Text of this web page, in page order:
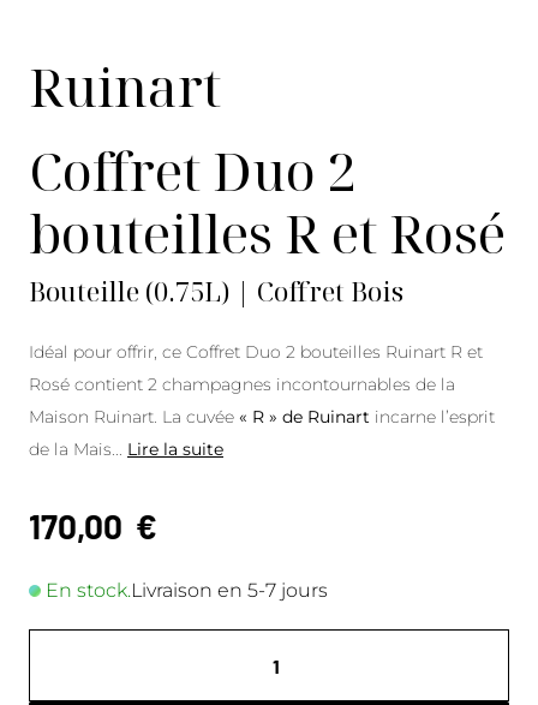
Ruinart
Coffret Duo 2
bouteilles R et Rosé
Bouteille (0.75L) | Coffret Bois
Idéal pour offrir, ce Coffret Duo 2 bouteilles Ruinart R et
Rosé contient 2 champagnes incontournables de la
Maison Ruinart. La cuvée « R » de Ruinart incarne l’esprit
de la Mais
Lire la suite
170,00 €
En stock.Livraison en 5-7 jours